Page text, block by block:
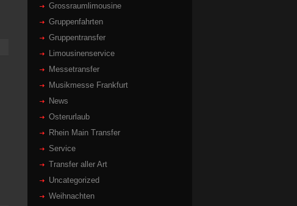
Grossraumlimousine
Gruppenfahrten
Gruppentransfer
Limousinenservice
Messetransfer
Musikmesse Frankfurt
News
Osterurlaub
Rhein Main Transfer
Service
Transfer aller Art
Uncategorized
Weihnachten